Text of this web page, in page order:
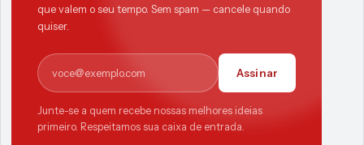
que valem o seu tempo. Sem spam — cancele quando
quiser.
E-mail
Assinar
Junte-se a quem recebe nossas melhores ideias
primeiro. Respeitamos sua caixa de entrada.